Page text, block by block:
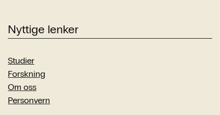
Nyttige lenker
Studier
Forskning
Om oss
Personvern